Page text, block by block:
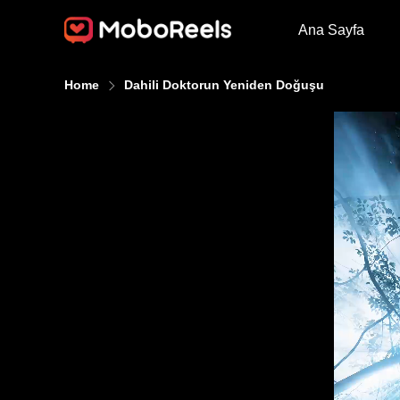
Ana Sayfa
Home Dahili Doktorun Yeniden Doğuşu